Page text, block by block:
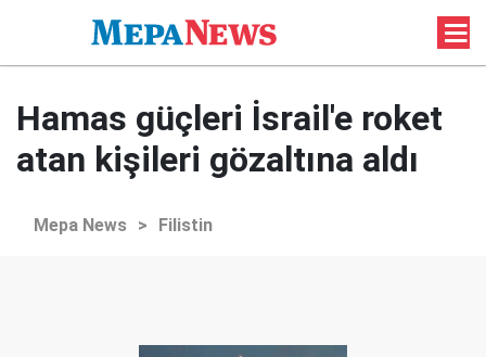
Hamas güçleri İsrail'e roket
atan kişileri gözaltına aldı
Mepa News > Filistin